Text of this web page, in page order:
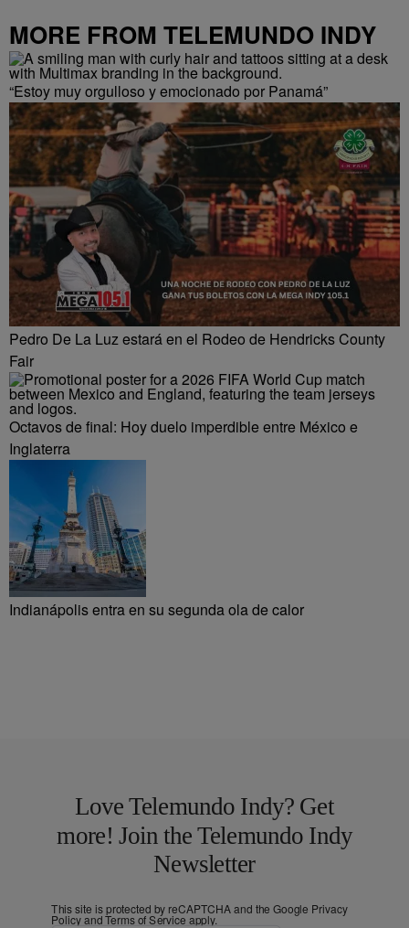
MORE FROM TELEMUNDO INDY
“Estoy muy orgulloso y emocionado por Panamá”
Pedro De La Luz estará en el Rodeo de Hendricks County
Fair
Octavos de final: Hoy duelo imperdible entre México e
Inglaterra
Indianápolis entra en su segunda ola de calor
Love Telemundo Indy? Get
more! Join the Telemundo Indy
Newsletter
This site is protected by reCAPTCHA and the Google Privacy
PolicyandTerms of Service apply.